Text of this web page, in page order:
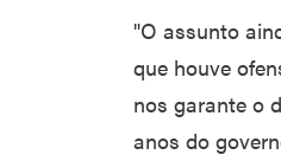
"O assunto
que houve
nos garante o
anos do